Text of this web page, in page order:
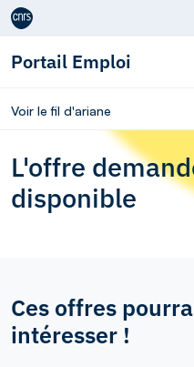
Aller au contenu
Portail Emploi
Voir le fil d'ariane
L'offre
disponible
Ces offres
intéresser !